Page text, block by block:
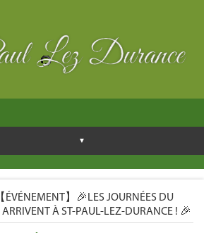
【ÉVÉNEMENT】🎉LES JOURNÉES DU
À ST-PAUL-LEZ-DURANCE ! 🎉